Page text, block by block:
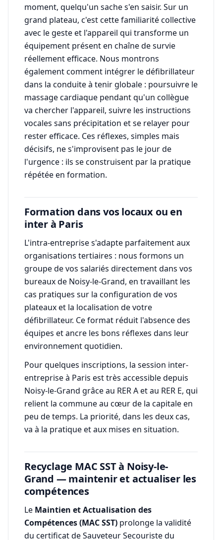
moment, quelqu'un sache s'en saisir. Sur un
grand plateau, c'est cette familiarité collective
avec le geste et l'appareil qui transforme un
équipement présent en chaîne de survie
réellement efficace. Nous montrons
également comment intégrer le défibrillateur
dans la conduite à tenir globale : poursuivre le
massage cardiaque pendant qu'un collègue
va chercher l'appareil, suivre les instructions
vocales sans précipitation et se relayer pour
rester efficace. Ces réflexes, simples mais
décisifs, ne s'improvisent pas le jour de
l'urgence : ils se construisent par la pratique
répétée en formation.
Formation dans vos locaux ou en
inter à Paris
L'intra-entreprise s'adapte parfaitement aux
organisations tertiaires : nous formons un
groupe de vos salariés directement dans vos
bureaux de Noisy-le-Grand, en travaillant les
cas pratiques sur la configuration de vos
plateaux et la localisation de votre
défibrillateur. Ce format réduit l'absence des
équipes et ancre les bons réflexes dans leur
environnement quotidien.
Pour quelques inscriptions, la session inter-
entreprise à Paris est très accessible depuis
Noisy-le-Grand grâce au RER A et au RER E, qui
relient la commune au cœur de la capitale en
peu de temps. La priorité, dans les deux cas,
va à la pratique et aux mises en situation.
Recyclage MAC SST à Noisy-le-
Grand — maintenir et actualiser les
compétences
Le Maintien et Actualisation des
Compétences (MAC SST) prolonge la validité
du certificat de Sauveteur Secouriste du